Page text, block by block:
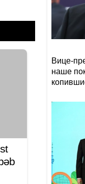
19:20
19:16
Вице-
наше